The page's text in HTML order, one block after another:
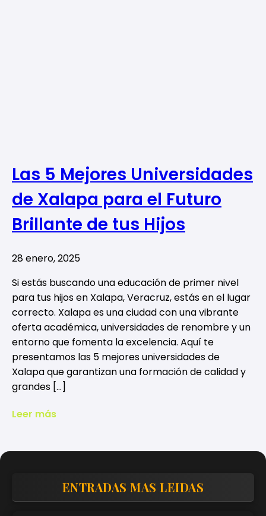
Las 5 Mejores Universidades
de Xalapa para el Futuro
Brillante de tus Hijos
28 enero, 2025
Si estás buscando una educación de primer nivel
para tus hijos en Xalapa, Veracruz, estás en el lugar
correcto. Xalapa es una ciudad con una vibrante
oferta académica, universidades de renombre y un
entorno que fomenta la excelencia. Aquí te
presentamos las 5 mejores universidades de
Xalapa que garantizan una formación de calidad y
grandes […]
Leer más
ENTRADAS MAS LEIDAS